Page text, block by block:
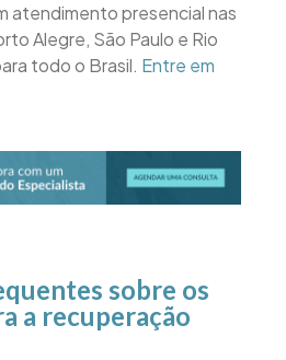
atendimento presencial nas
Alegre, São Paulo e Rio
todo o Brasil. Entre em
sobre os
a recuperação